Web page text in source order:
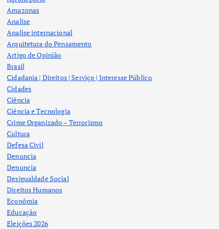
Amazonas
Analise
Analise internacional
Arquitetura do Pensamento
Artigo de Opinião
Brasil
Cidadania | Direitos | Serviço | Interesse Público
Cidades
Ciência
Ciência e Tecnologia
Crime Organizado – Terrorismo
Cultura
Defesa Civil
Denuncia
Denuncia
Desigualdade Social
Direitos Humanos
Econômia
Educação
Eleições 2026